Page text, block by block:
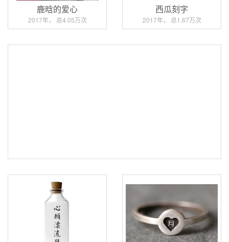
鹿晗的爱心
2017年， 总4.05万次
西瓜刻字
2017年， 总1.67万次